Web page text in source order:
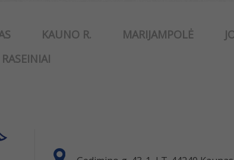
KAUNO R. MARIJAMPOLĖ
RASEINIAI